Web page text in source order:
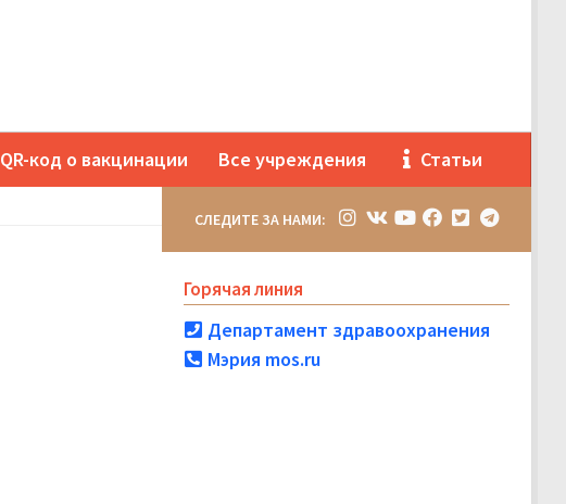
QR-код о вакцинации Все учреждения Статьи
СЛЕДИТЕ ЗА НАМИ:
Горячая линия
Департамент здравоохранения
Мэрия mos.ru